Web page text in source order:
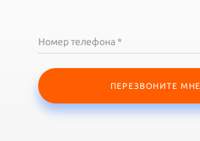
Номер телефона *
ПЕРЕЗВОНИТЕ МНЕ